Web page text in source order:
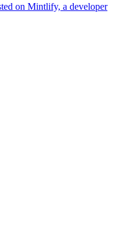
on Mintlify, a developer